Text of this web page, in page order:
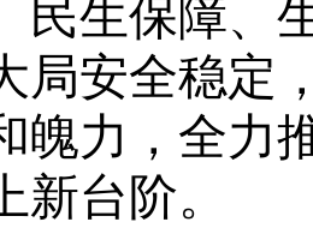
局安全稳定
魄力，全力
新台阶。